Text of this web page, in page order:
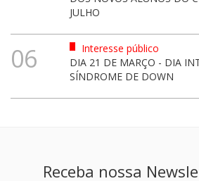
JULHO
06
Interesse público
DIA 21 DE MARÇO - DIA
SÍNDROME DE DOWN
Receba nossa